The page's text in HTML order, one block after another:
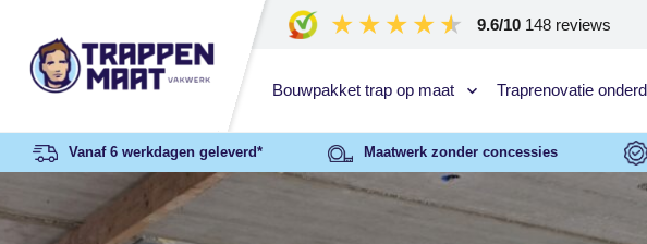
9.6/10 148 reviews
Bouwpakket trap op maat Traprenovatie
Vanaf 6 werkdagen geleverd* Maatwerk zonder concessies